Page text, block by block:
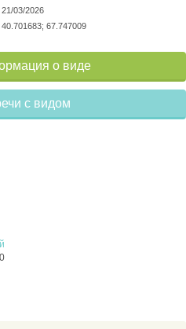
21/03/2026
40.701683; 67.747009
о виде
с видом